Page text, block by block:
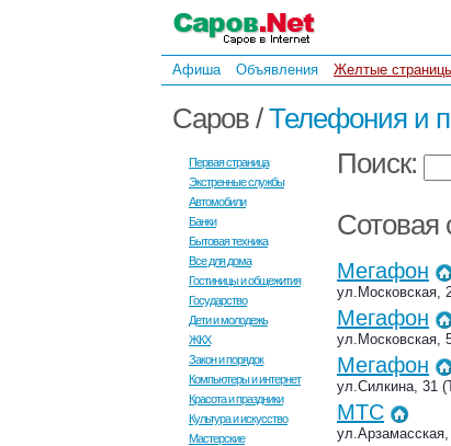
Афиша Объявления Желтые
Саров /Телефония и
Первая страница
Экстренные службы
Автомобили
Банки
Бытовая техника
Все для дома
Гостиницы и общежития
Государство
Дети и молодежь
ЖКХ
Закон и порядок
Компьютеры и интернет
Красота и праздники
Культура и искусство
Мастерские
Поиск:
Сотовая
Мегафон
ул.Московская,
Мегафон
ул.Московская,
Мегафон
ул.Силкина, 31
МТС